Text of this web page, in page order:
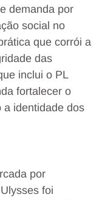
demanda por
social no
que corrói a
das
inclui o PL
fortalecer o
a identidade dos
por
foi